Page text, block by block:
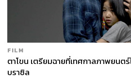
FILM
ตาโขน เตรียมฉายที่เทศกาลภาพยนต
บราซิล